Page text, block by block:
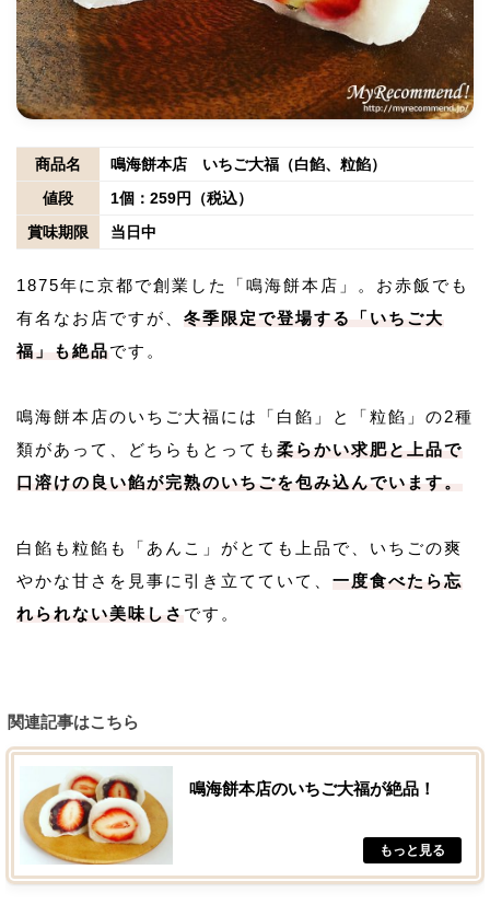
商品名
鳴海餅本店 いちご大福（白餡、粒餡）
値段
1個：259円（税込）
賞味期限
当日中
1875年に京都で創業した「鳴海餅本店」。お赤飯でも
有名なお店ですが、 冬季限定で登場する「いちご大
福」も絶品です。
鳴海餅本店のいちご大福には「白餡」と「粒餡」の2種
類があって、どちらもとっても 柔らかい求肥と上品で
口溶けの良い餡が完熟のいちごを包み込んでいます。
白餡も粒餡も「あんこ」がとても上品で、いちごの爽
やかな甘さを見事に引き立てていて、 一度食べたら忘
れられない美味しさ です。
関連記事はこちら
鳴海餅本店のいちご大福が絶品！